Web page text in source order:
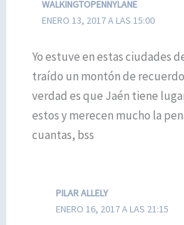
WALKINGTOPENNYLANE
ENERO 13, 2017 A LAS 15:00
Yo estuve en estas ciudades
traído un montón de
verdad es que Jaén tiene
estos y merecen mucho la
cuantas, bss
PILAR ALLELY
ENERO 16, 2017 A LAS 21:15